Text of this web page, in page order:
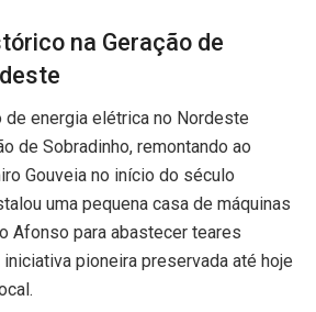
na Geração de
de energia elétrica no Nordeste
de Sobradinho, remontando ao
Gouveia no início do século
uma pequena casa de máquinas
Afonso para abastecer teares
pioneira preservada até hoje